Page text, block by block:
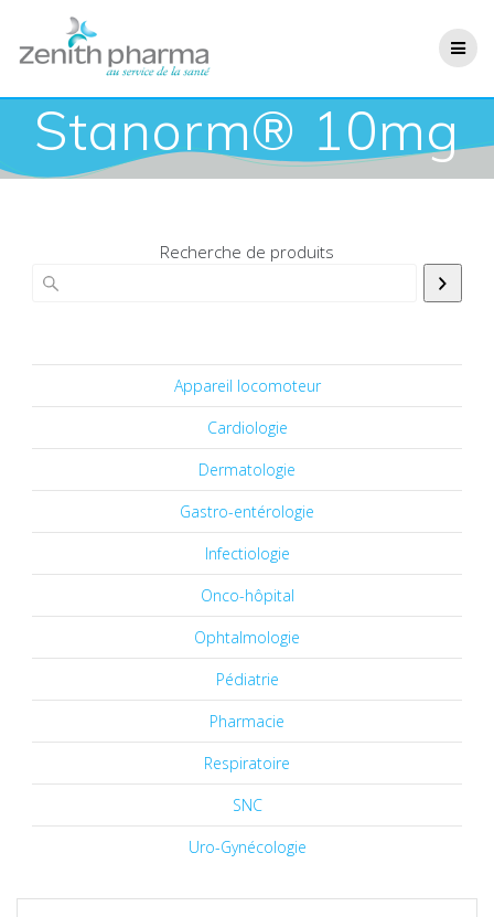
Stanorm® 10mg
Recherche de produits
Appareil locomoteur
Cardiologie
Dermatologie
Gastro-entérologie
Infectiologie
Onco-hôpital
Ophtalmologie
Pédiatrie
Pharmacie
Respiratoire
SNC
Uro-Gynécologie